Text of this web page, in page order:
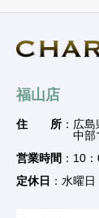
福山店
住 所 ：広
中部マン
営業時間 ：10
定休日 ：水曜日